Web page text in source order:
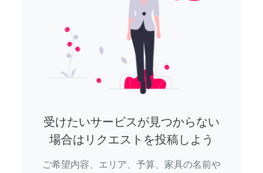
受けたいサービスが見つからない
場合はリクエストを投稿しよう
ご希望内容、エリア、予算、家具の名前や